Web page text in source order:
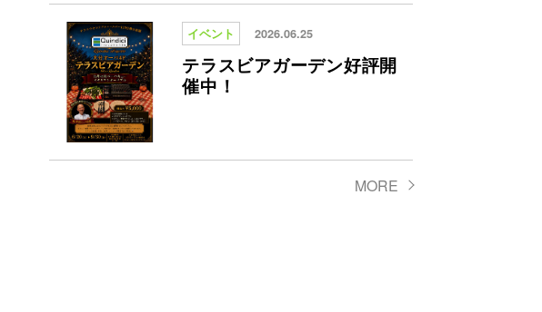
イベント 2026.06.25
テラスビアガーデン好評開
催中！
MORE